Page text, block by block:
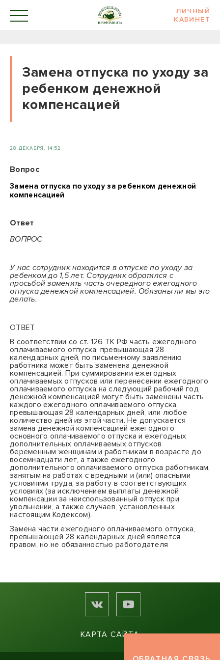
ЛИЧНЫЙ
КАБИНЕТ
Замена отпуска по уходу за
ребенком денежной
компенсацией
28 ДЕКАБРЯ, 14:52
Вопрос
Замена отпуска по уходу за ребенком денежной
компенсацией
Ответ
ВОПРОС
У нас сотрудник находится в отпуске по уходу за
ребенком до 1,5 лет. Сотрудник обратился с
просьбой заменить часть очередного ежегодного
отпуска денежной компенсацией. Обязаны ли мы это
делать.
ОТВЕТ
В соответствии со ст. 126 ТК РФ часть ежегодного
оплачиваемого отпуска, превышающая 28
календарных дней, по письменному заявлению
работника может быть заменена денежной
компенсацией. При суммировании ежегодных
оплачиваемых отпусков или перенесении ежегодного
оплачиваемого отпуска на следующий рабочий год
денежной компенсацией могут быть заменены часть
каждого ежегодного оплачиваемого отпуска,
превышающая 28 календарных дней, или любое
количество дней из этой части. Не допускается
замена денежной компенсацией ежегодного
основного оплачиваемого отпуска и ежегодных
дополнительных оплачиваемых отпусков
беременным женщинам и работникам в возрасте до
восемнадцати лет, а также ежегодного
дополнительного оплачиваемого отпуска работникам,
занятым на работах с вредными и (или) опасными
условиями труда, за работу в соответствующих
условиях (за исключением выплаты денежной
компенсации за неиспользованный отпуск при
увольнении, а также случаев, установленных
настоящим Кодексом).
Замена части ежегодного оплачиваемого отпуска,
превышающей 28 календарных дней является
правом, но не обязанностью работодателя
КАРТА САЙТА